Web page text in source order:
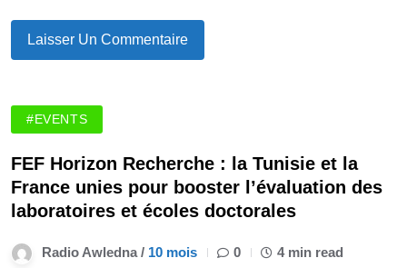
#EVENTS
FEF Horizon Recherche : la Tunisie et la
France unies pour booster l’évaluation des
laboratoires et écoles doctorales
Radio Awledna / 10 mois 0 4 min read